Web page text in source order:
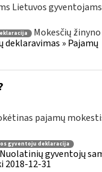
Lietuvos
Mokesčių žinyno
» Pajamų
pajamų
gyventoju deklaracija
gyventojų
2018-12-31